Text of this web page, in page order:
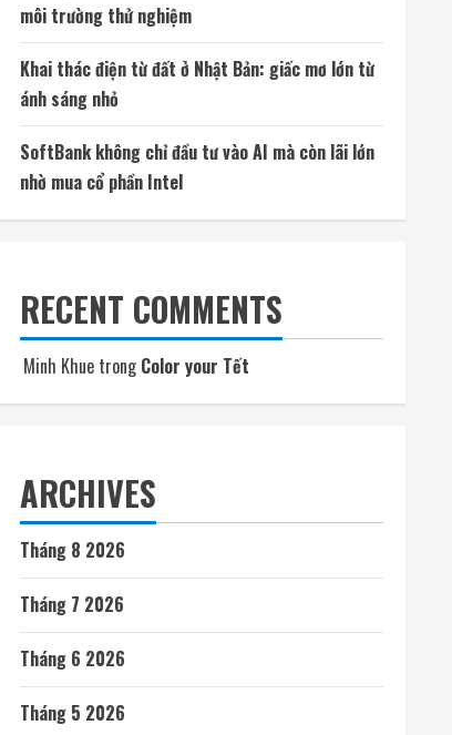
môi trường thử nghiệm
Khai thác điện từ đất ở Nhật Bản: giấc mơ lớn từ
ánh sáng nhỏ
SoftBank không chỉ đầu tư vào AI mà còn lãi lớn
nhờ mua cổ phần Intel
RECENT COMMENTS
Minh Khue trongColor your Tết
ARCHIVES
Tháng 8 2026
Tháng 7 2026
Tháng 6 2026
Tháng 5 2026